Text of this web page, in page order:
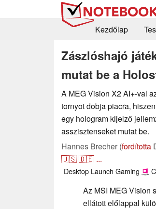
Kezdőlap
Zászlóshajó
mutat be a
A MEG Vision X2 AI+-val
tornyot dobja piacra,
egy hologram kijelző
asszisztenseket mutat be.
Hannes Brecher (fordította
🇺🇸🇩🇪 ...
Desktop Launch Gaming
Az MSI MEG Vision
ellátott előlappal